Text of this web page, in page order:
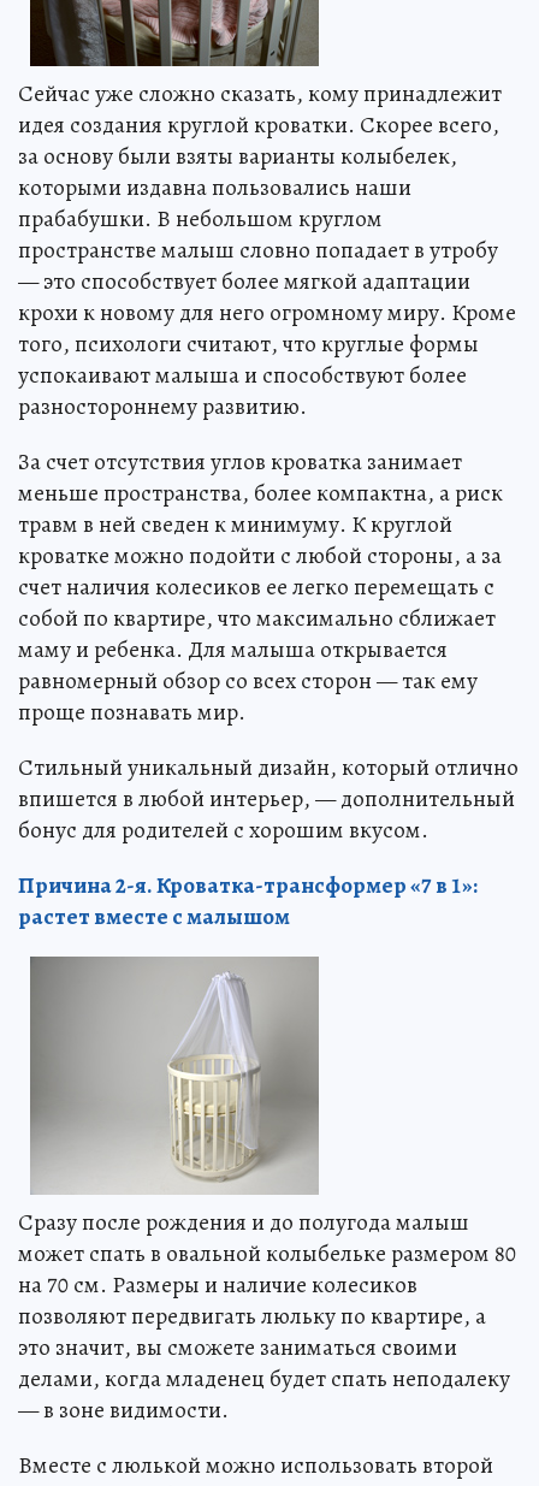
Сейчас уже сложно сказать, кому принадлежит
идея создания круглой кроватки. Скорее всего,
за основу были взяты варианты колыбелек,
которыми издавна пользовались наши
прабабушки. В небольшом круглом
пространстве малыш словно попадает в утробу
— это способствует более мягкой адаптации
крохи к новому для него огромному миру. Кроме
того, психологи считают, что круглые формы
успокаивают малыша и способствуют более
разностороннему развитию.
За счет отсутствия углов кроватка занимает
меньше пространства, более компактна, а риск
травм в ней сведен к минимуму. К круглой
кроватке можно подойти с любой стороны, а за
счет наличия колесиков ее легко перемещать с
собой по квартире, что максимально сближает
маму и ребенка. Для малыша открывается
равномерный обзор со всех сторон — так ему
проще познавать мир.
Стильный уникальный дизайн, который отлично
впишется в любой интерьер, — дополнительный
бонус для родителей с хорошим вкусом.
Причина 2-я. Кроватка-трансформер «7 в 1»:
растет вместе с малышом
Сразу после рождения и до полугода малыш
может спать в овальной колыбельке размером 80
на 70 см. Размеры и наличие колесиков
позволяют передвигать люльку по квартире, а
это значит, вы сможете заниматься своими
делами, когда младенец будет спать неподалеку
— в зоне видимости.
Вместе с люлькой можно использовать второй